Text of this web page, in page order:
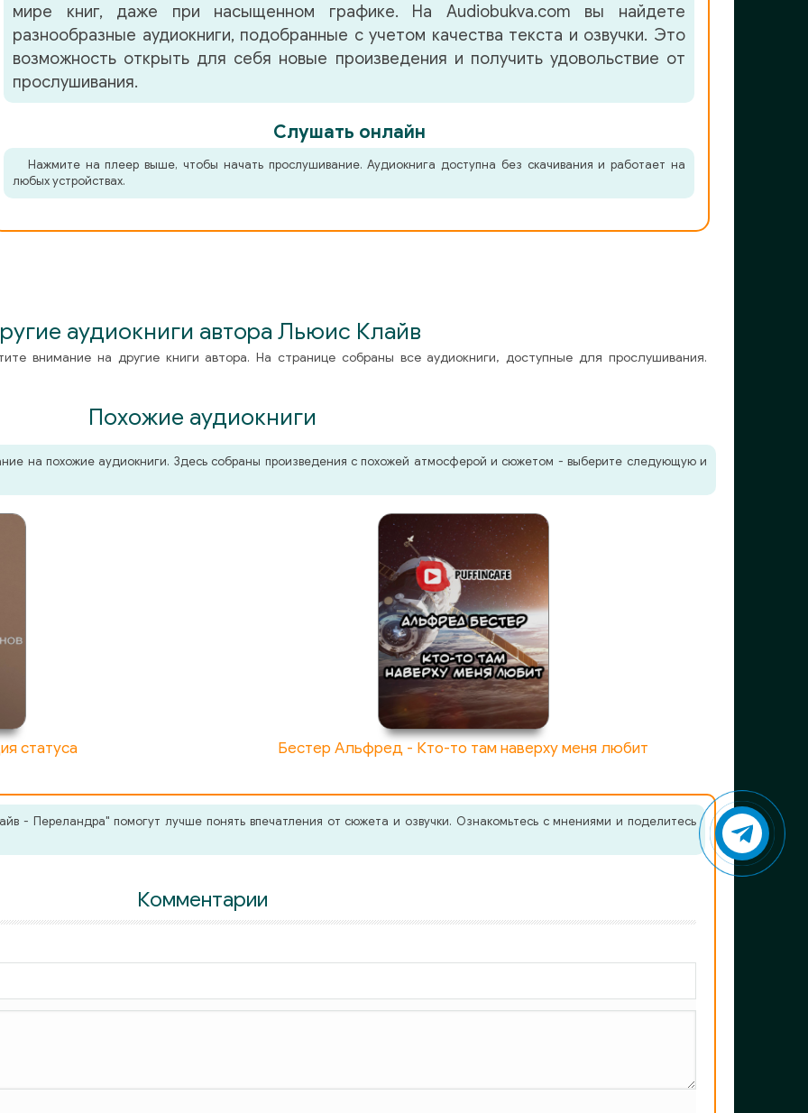
мире книг, даже при насыщенном графике. На Audiobukva.com вы найдете
разнообразные аудиокниги, подобранные с учетом качества текста и озвучки. Это
возможность открыть для себя новые произведения и получить удовольствие от
прослушивания.
Слушать онлайн
Нажмите на плеер выше, чтобы начать прослушивание. Аудиокнига доступна без скачивания и работает на
любых устройствах.
аудиокниги автора Льюис Клайв
внимание на другие книги автора. На странице собраны все аудиокниги, доступные для прослушивания.
Похожие аудиокниги
на похожие аудиокниги. Здесь собраны произведения с похожей атмосферой и сюжетом - выберите следующую и
статуса Бестер Альфред - Кто-то там наверху меня любит
- Переландра" помогут лучше понять впечатления от сюжета и озвучки. Ознакомьтесь с мнениями и поделитесь
Комментарии